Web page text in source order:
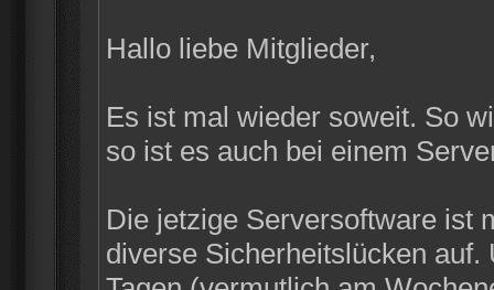
Hallo liebe Mitglieder,
Es ist mal wieder soweit. So
so ist es auch bei einem
Die jetzige Serversoftware ist
diverse Sicherheitslücken